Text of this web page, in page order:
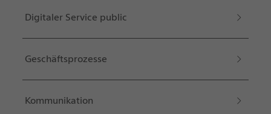
Digitaler Service public
Geschäftsprozesse
Kommunikation